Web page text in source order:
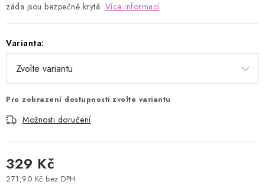
záda jsou bezpečně krytá. Více informací
Varianta:
Pro zobrazení dostupnosti zvolte variantu
Možnosti doručení
329 Kč
271,90 Kč bez DPH